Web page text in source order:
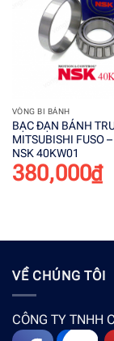
VÒNG BI BÁNH
BẠC ĐẠN BÁNH
MITSUBISHI FUSO
NSK 40KW01
380,000₫
VỀ CHÚNG TÔI
CÔNG TY TNHH